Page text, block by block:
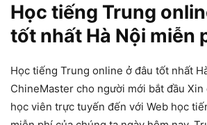
Học tiếng Trung
tốt nhất Hà Nội miễn
Học tiếng Trung online ở đâu tốt nhất
ChineMaster cho người mới bắt đầu Xin
học viên trực tuyến đến với Web học